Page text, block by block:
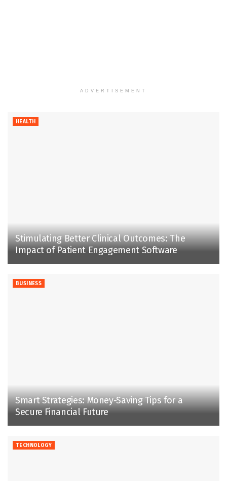
ADVERTISEMENT
HEALTH
Stimulating Better Clinical Outcomes: The
Impact of Patient Engagement Software
BUSINESS
Smart Strategies: Money-Saving Tips for a
Secure Financial Future
TECHNOLOGY